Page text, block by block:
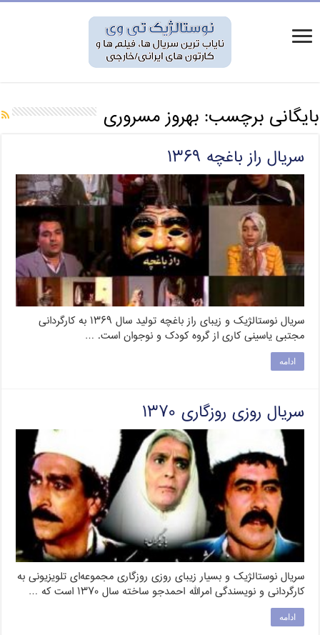
بایگانی برچسب:بهروز مسروری
سریال راز باغچه ۱۳۶۹
سریال نوستالژیک و زیبای راز باغچه تولید سال ۱۳۶۹ به کارگردانی
مجتبی یاسینی کاری از گروه کودک و نوجوان است. …
ادامه
سریال روزی روزگاری ۱۳۷۰
سریال نوستالژیک و بسیار زیبای روزی روزگاری مجموعه‌ای تلویزیونی به
کارگردانی و نویسندگی امرالله احمدجو ساخته سال ۱۳۷۰ است که …
ادامه